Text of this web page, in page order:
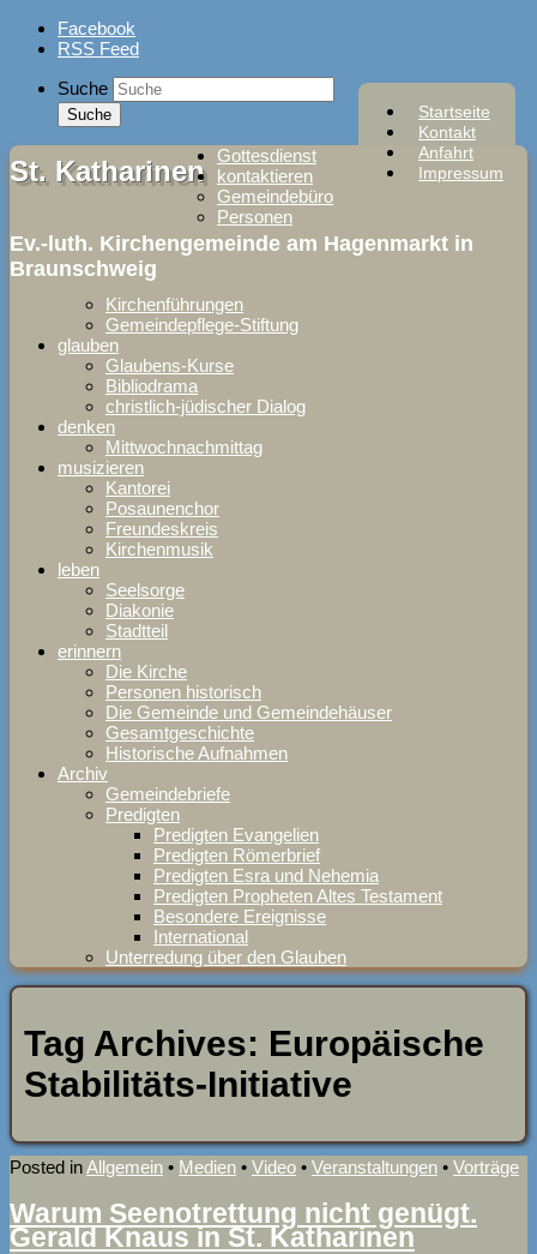
Skip
Facebook
RSS Feed
Startseite
Kontakt
Anfahrt
Impressum
Suche
St. Katharinen
Ev.-luth. Kirchengemeinde am Hagenmarkt in
Braunschweig
Gottesdienst
kontaktieren
Gemeindebüro
Personen
Kirchenführungen
Gemeindepflege-Stiftung
glauben
Glaubens-Kurse
Bibliodrama
christlich-jüdischer Dialog
denken
Mittwochnachmittag
musizieren
Kantorei
Posaunenchor
Freundeskreis
Kirchenmusik
leben
Seelsorge
Diakonie
Stadtteil
erinnern
Die Kirche
Personen historisch
Die Gemeinde und Gemeindehäuser
Gesamtgeschichte
Historische Aufnahmen
Archiv
Gemeindebriefe
Predigten
Predigten Evangelien
Predigten Römerbrief
Predigten Esra und Nehemia
Predigten Propheten Altes Testament
Besondere Ereignisse
International
Unterredung über den Glauben
Tag Archives: Europäische
Stabilitäts-Initiative
Posted inAllgemein • Medien • Video • Veranstaltungen • Vorträge
Warum Seenotrettung nicht genügt.
Gerald Knaus in St. Katharinen